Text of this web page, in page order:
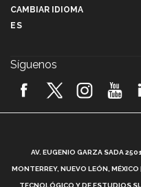
2026! (video)
¿Cómo es el
CAMBIAR IDIOMA
ES
Síguenos
AV. EUGENIO GARZA SADA
MONTERREY, NUEVO LEÓN,
TECNOLÓGICO Y DE ESTUDIOS